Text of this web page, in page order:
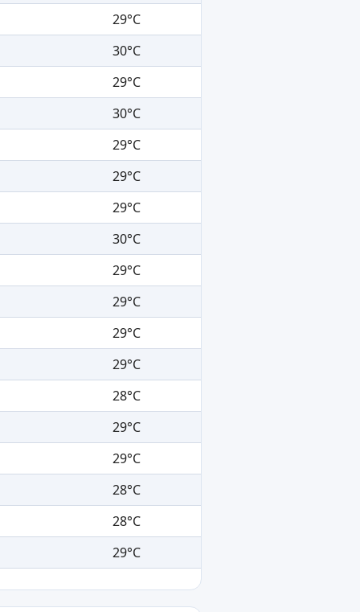
29°C
30°C
29°C
30°C
29°C
29°C
29°C
30°C
29°C
29°C
29°C
29°C
28°C
29°C
29°C
28°C
28°C
29°C